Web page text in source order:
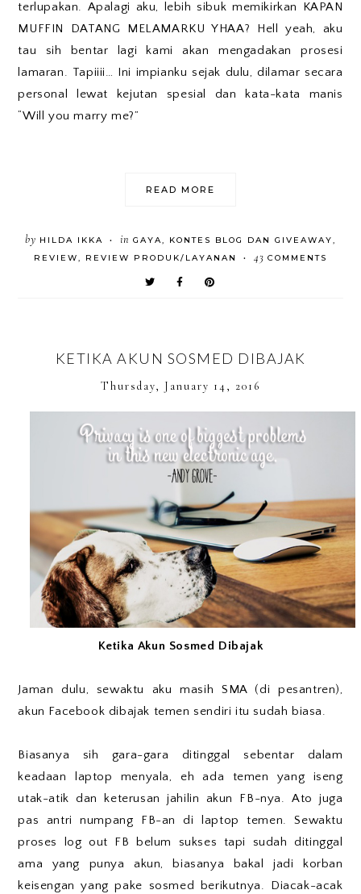
terlupakan. Apalagi aku, lebih sibuk memikirkan KAPAN
MUFFIN DATANG MELAMARKU YHAA? Hell yeah, aku
tau sih bentar lagi kami akan mengadakan prosesi
lamaran. Tapiiii… Ini impianku sejak dulu, dilamar secara
personal lewat kejutan spesial dan kata-kata manis
“Will you marry me?”
READ MORE
by HILDA IKKA • in GAYA, KONTES BLOG DAN GIVEAWAY,
REVIEW, REVIEW PRODUK/LAYANAN • 43 COMMENTS
KETIKA AKUN SOSMED DIBAJAK
Thursday, January 14, 2016
Ketika Akun Sosmed Dibajak
Jaman dulu, sewaktu aku masih SMA (di pesantren),
akun Facebook dibajak temen sendiri itu sudah biasa.
Biasanya sih gara-gara ditinggal sebentar dalam
keadaan laptop menyala, eh ada temen yang iseng
utak-atik dan keterusan jahilin akun FB-nya. Ato juga
pas antri numpang FB-an di laptop temen. Sewaktu
proses log out FB belum sukses tapi sudah ditinggal
ama yang punya akun, biasanya bakal jadi korban
keisengan yang pake sosmed berikutnya. Diacak-acak